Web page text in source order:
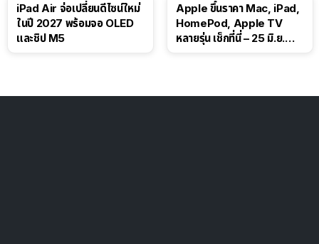
iPad Air จ่อเปลี่ยนดีไซน์ใหม่
ในปี 2027 พร้อมจอ OLED
และชิป M5
Apple ขึ้นราคา Mac, iPad,
HomePod, Apple TV
หลายรุ่น เช็กที่นี่ – 25 มิ.ย.